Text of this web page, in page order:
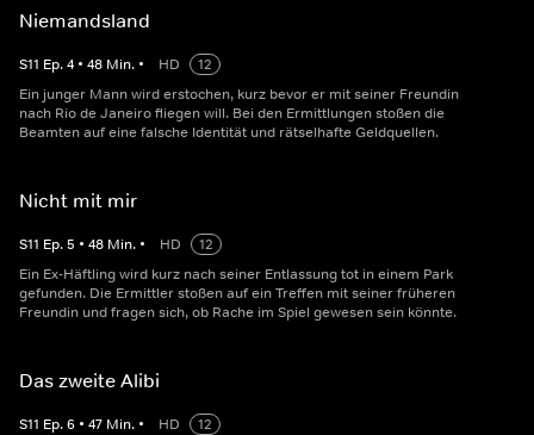
Niemandsland
S11 Ep.4 • 48 Min. • HD
12
Ein junger Mann wird erstochen, kurz bevor er mit seiner Freundin
nach Rio de Janeiro fliegen will. Bei den Ermittlungen stoßen die
Beamten auf eine falsche Identität und rätselhafte Geldquellen.
Nicht mit mir
S11 Ep.5 • 48 Min. • HD
12
Ein Ex-Häftling wird kurz nach seiner Entlassung tot in einem Park
gefunden. Die Ermittler stoßen auf ein Treffen mit seiner früheren
Freundin und fragen sich, ob Rache im Spiel gewesen sein könnte.
Das zweite Alibi
S11 Ep.6 • 47 Min. • HD
12